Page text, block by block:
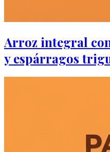
Arroz integral
y espárragos